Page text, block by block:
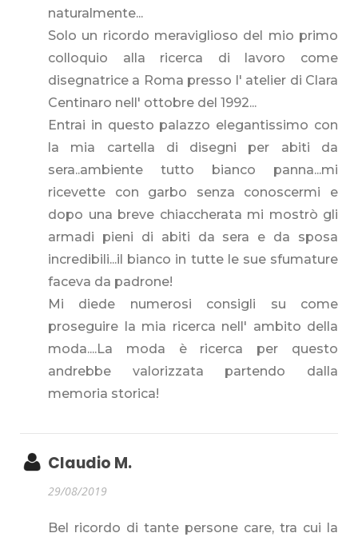
naturalmente...
Solo un ricordo meraviglioso del mio primo
colloquio alla ricerca di lavoro come
disegnatrice a Roma presso l' atelier di Clara
Centinaro nell' ottobre del 1992...
Entrai in questo palazzo elegantissimo con
la mia cartella di disegni per abiti da
sera..ambiente tutto bianco panna...mi
ricevette con garbo senza conoscermi e
dopo una breve chiaccherata mi mostrò gli
armadi pieni di abiti da sera e da sposa
incredibili...il bianco in tutte le sue sfumature
faceva da padrone!
Mi diede numerosi consigli su come
proseguire la mia ricerca nell' ambito della
moda....La moda è ricerca per questo
andrebbe valorizzata partendo dalla
memoria storica!
Claudio M.
29/08/2019
Bel ricordo di tante persone care, tra cui la